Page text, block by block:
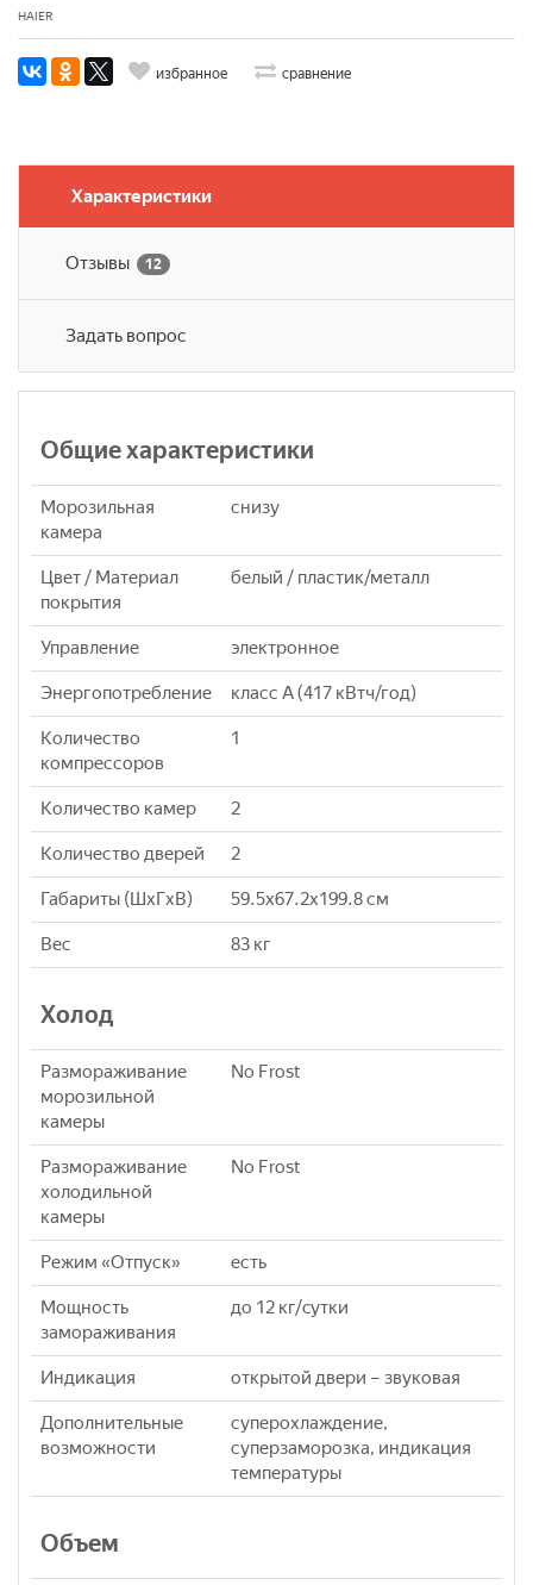
HAIER
избранное сравнение
Характеристики
Отзывы 12
Задать вопрос
Общие характеристики
Морозильная
камера
снизу
Цвет / Материал
покрытия
белый / пластик/металл
Управление электронное
Энергопотребление класс A (417 кВтч/год)
Количество
компрессоров
1
Количество камер 2
Количество дверей 2
Габариты (ШxГxВ) 59.5x67.2x199.8 см
Вес 83 кг
Холод
Размораживание
морозильной
камеры
No Frost
Размораживание
холодильной
камеры
No Frost
Режим «Отпуск» есть
Мощность
замораживания
до 12 кг/cутки
Индикация открытой двери – звуковая
Дополнительные
возможности
суперохлаждение,
суперзаморозка, индикация
температуры
Объем